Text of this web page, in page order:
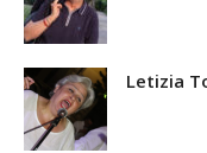
Letizia